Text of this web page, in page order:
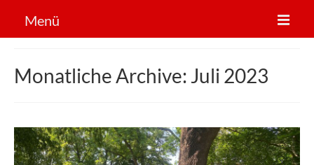
Menü
Sportarten
Mitglied werden!
Monatliche Archive: Juli 2023